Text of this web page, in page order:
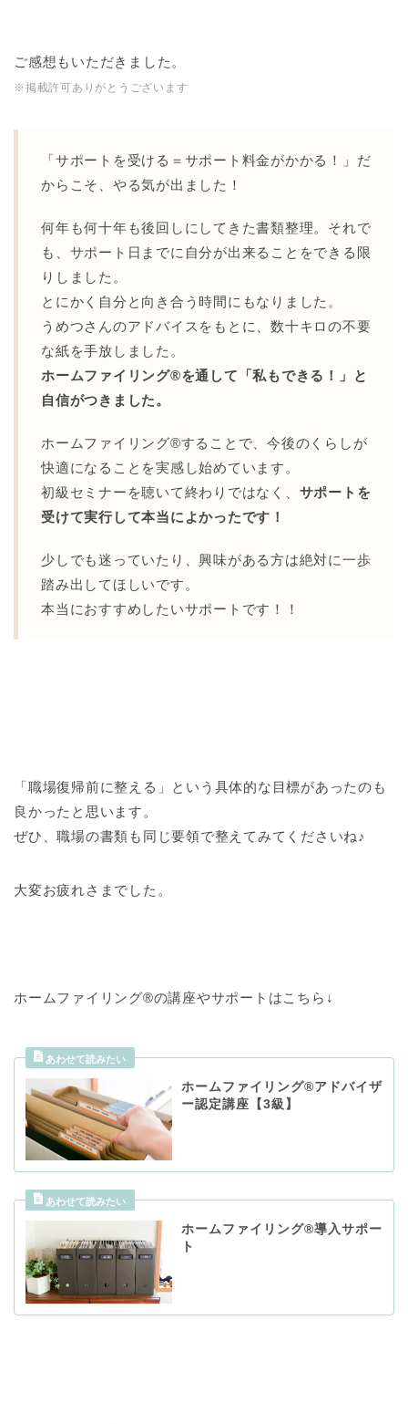
ご感想もいただきました。
※掲載許可ありがとうございます
「サポートを受ける＝サポート料金がかかる！」だ
からこそ、やる気が出ました！
何年も何十年も後回しにしてきた書類整理。それで
も、サポート日までに自分が出来ることをできる限
りしました。
とにかく自分と向き合う時間にもなりました。
うめつさんのアドバイスをもとに、数十キロの不要
な紙を手放しました。
ホームファイリング®︎を通して「私もできる！」と
自信がつきました。
ホームファイリング®︎することで、今後のくらしが
快適になることを実感し始めています。
初級セミナーを聴いて終わりではなく、 サポートを
受けて実行して本当によかったです！
少しでも迷っていたり、興味がある方は絶対に一歩
踏み出してほしいです。
本当におすすめしたいサポートです！！
「職場復帰前に整える」という具体的な目標があったのも
良かったと思います。
ぜひ、職場の書類も同じ要領で整えてみてくださいね♪
大変お疲れさまでした。
ホームファイリング®の講座やサポートはこちら↓
ホームファイリング®アドバイザ
ー認定講座【3級】
ホームファイリング®導入サポー
ト